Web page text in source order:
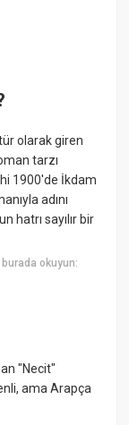
olarak giren
tarzı
1900'de İkdam
adını
hatrı sayılır bir
burada okuyun:
"Necit"
ama Arapça